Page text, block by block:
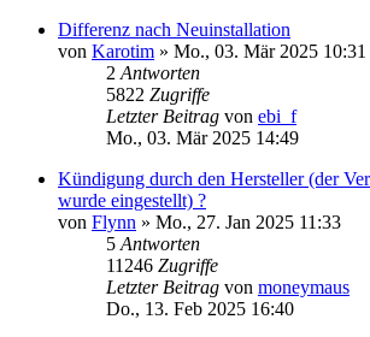
Differenz nach Neuinstallation
von Karotim » Mo., 03. Mär 2025 10:31
2 Antworten
5822 Zugriffe
Letzter Beitrag von ebi_f
Mo., 03. Mär 2025 14:49
Kündigung durch den Hersteller (der
wurde eingestellt) ?
von Flynn » Mo., 27. Jan 2025 11:33
5 Antworten
11246 Zugriffe
Letzter Beitrag von moneymaus
Do., 13. Feb 2025 16:40